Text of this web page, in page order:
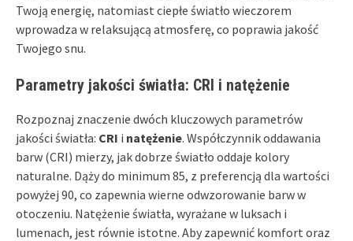
Twoją energię, natomiast ciepłe światło wieczorem
wprowadza w relaksującą atmosferę, co poprawia jakość
Twojego snu.
Parametry jakości światła: CRI i natężenie
Rozpoznaj znaczenie dwóch kluczowych parametrów
jakości światła: CRI i natężenie. Współczynnik oddawania
barw (CRI) mierzy, jak dobrze światło oddaje kolory
naturalne. Dąży do minimum 85, z preferencją dla wartości
powyżej 90, co zapewnia wierne odwzorowanie barw w
otoczeniu. Natężenie światła, wyrażane w luksach i
lumenach, jest równie istotne. Aby zapewnić komfort oraz